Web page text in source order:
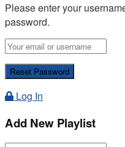
Please enter your
password.
Log In
Add New Playlist